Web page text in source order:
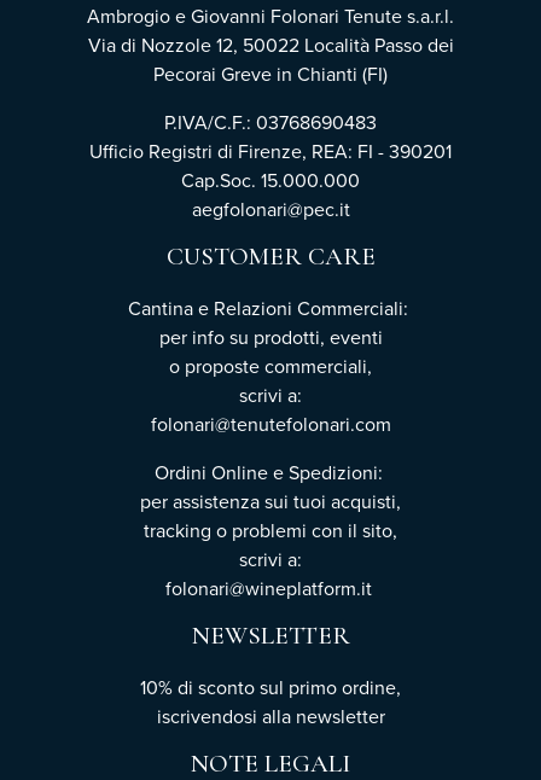
Ambrogio e Giovanni Folonari Tenute s.a.r.l.
Via di Nozzole 12, 50022 Località Passo dei
Pecorai Greve in Chianti (FI)
P.IVA/C.F.: 03768690483
Ufficio Registri di Firenze, REA: FI - 390201
Cap.Soc. 15.000.000
aegfolonari@pec.it
CUSTOMER CARE
Cantina e Relazioni Commerciali:
per info su prodotti, eventi
o proposte commerciali,
scrivi a:
folonari@tenutefolonari.com
Ordini Online e Spedizioni:
per assistenza sui tuoi acquisti,
tracking o problemi con il sito,
scrivi a:
folonari@wineplatform.it
NEWSLETTER
10% di sconto sul primo ordine,
iscrivendosi alla newsletter
NOTE LEGALI